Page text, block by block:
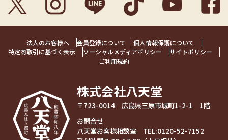
法人のお客様へ 会員登録について
個人情報保護について
特定商取引に基づく表示
ソーシャルメディアポリシー
サイトポリシー
ご利用規約
株式会社八天堂
〒723-0014 広島県三原市城町1-2-1 1階
お問合せ
八天堂お客様相談室 TEL:0120-52-7152